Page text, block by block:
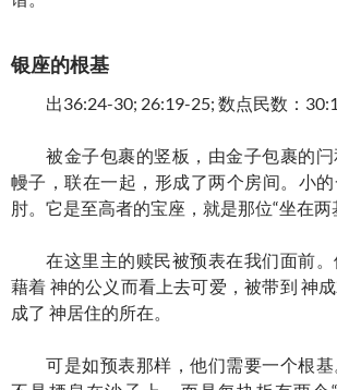
银座的根基
出36:24-30; 26:19-25; 数点民数：
被金子包裹的竖板，由金子包裹的
幔子，联在一起，形成了两个房间。小
肘。它是至高者的宝座，就是那位“坐在两
在这里主的赎民被预表在我们面前。
藉着 神的公义而看上去可爱，被带到 神
成了 神居住的所在。
可是如预表那样，他们需要一个根